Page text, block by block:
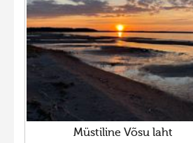
Müstiline Võsu laht